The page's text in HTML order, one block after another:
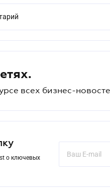
всех бизнес-
о ключевых